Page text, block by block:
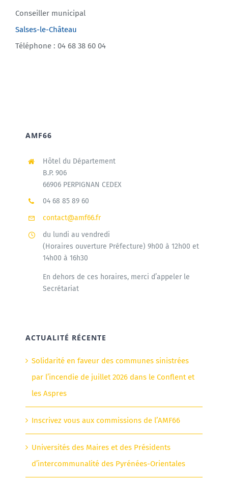
Conseiller municipal
Salses-le-Château
Téléphone : 04 68 38 60 04
AMF66
Hôtel du Département
B.P. 906
66906 PERPIGNAN CEDEX
04 68 85 89 60
contact@amf66.fr
du lundi au vendredi
(Horaires ouverture Préfecture) 9h00 à 12h00 et
14h00 à 16h30
En dehors de ces horaires, merci d’appeler le
Secrétariat
ACTUALITÉ RÉCENTE
Solidarité en faveur des communes sinistrées
par l’incendie de juillet 2026 dans le Conflent et
les Aspres
Inscrivez vous aux commissions de l’AMF66
Universités des Maires et des Présidents
d’intercommunalité des Pyrénées-Orientales